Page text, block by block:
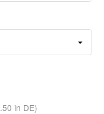
in DE)